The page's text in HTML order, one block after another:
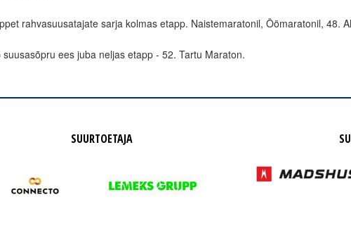
rahvasuusatajate sarja kolmas etapp. Naistemaratonil, Öömaratonil,
ees juba neljas etapp - 52. Tartu Maraton.
SUURTOETAJA